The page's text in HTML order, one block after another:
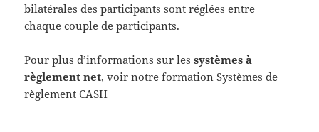
bilatérales des participants sont réglées entre
chaque couple de participants.
Pour plus d’informations sur lessystèmes à
règlement net, voir notre formationSystèmes de
règlement CASH